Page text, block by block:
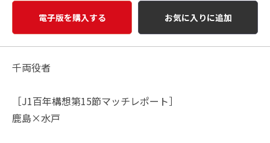
電子版を購入する お気に入りに追加
千両役者
［J1百年構想第15節マッチレポート］
鹿島×水戸